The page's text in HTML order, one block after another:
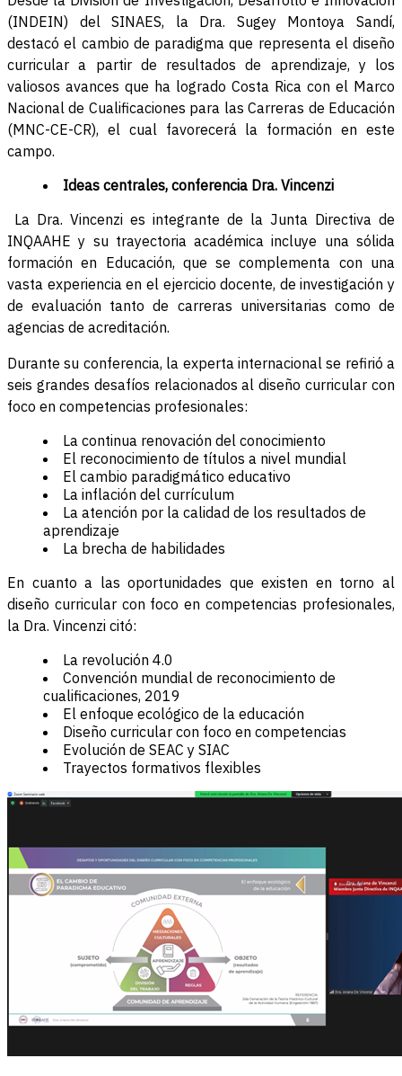
(INDEIN) del SINAES, la Dra. Sugey Montoya Sandí,
destacó el cambio de paradigma que representa el diseño
curricular a partir de resultados de aprendizaje, y los
valiosos avances que ha logrado Costa Rica con el Marco
Nacional de Cualificaciones para las Carreras de Educación
(MNC-CE-CR), el cual favorecerá la formación en este
campo.
Ideas centrales, conferencia Dra. Vincenzi
La Dra. Vincenzi es integrante de la Junta Directiva de
INQAAHE y su trayectoria académica incluye una sólida
formación en Educación, que se complementa con una
vasta experiencia en el ejercicio docente, de investigación y
de evaluación tanto de carreras universitarias como de
agencias de acreditación.
Durante su conferencia, la experta internacional se refirió a
seis grandes desafíos relacionados al diseño curricular con
foco en competencias profesionales:
La continua renovación del conocimiento
El reconocimiento de títulos a nivel mundial
El cambio paradigmático educativo
La inflación del currículum
La atención por la calidad de los resultados de
aprendizaje
La brecha de habilidades
En cuanto a las oportunidades que existen en torno al
diseño curricular con foco en competencias profesionales,
la Dra. Vincenzi citó:
La revolución 4.0
Convención mundial de reconocimiento de
cualificaciones, 2019
El enfoque ecológico de la educación
Diseño curricular con foco en competencias
Evolución de SEAC y SIAC
Trayectos formativos flexibles